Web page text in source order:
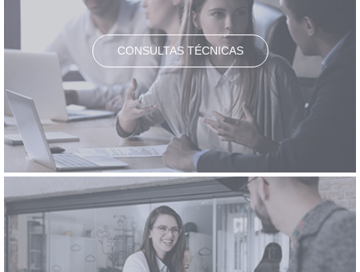
CONSULTAS TÉCNICAS